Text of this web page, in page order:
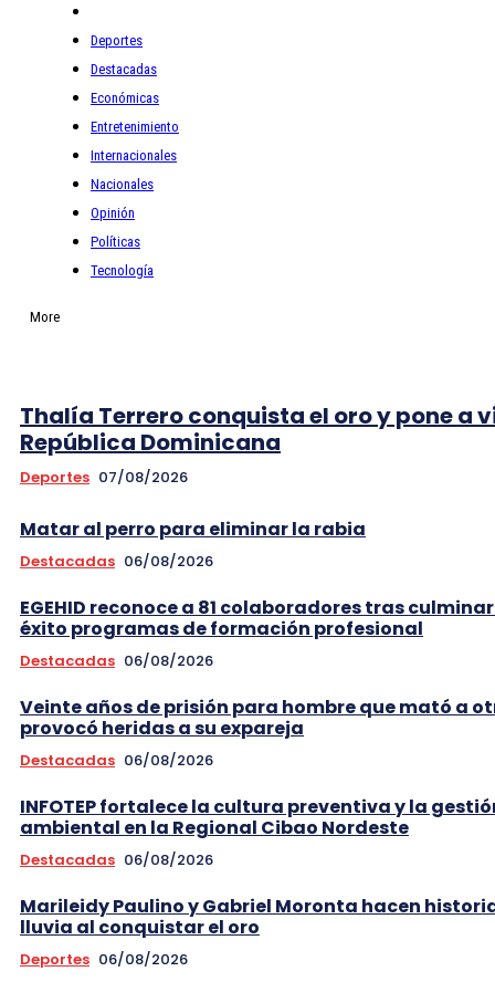
Deportes
Destacadas
Económicas
Entretenimiento
Internacionales
Nacionales
Opinión
Políticas
Tecnología
More
Thalía Terrero conquista el oro y pone a
República Dominicana
Deportes 07/08/2026
Matar al perro para eliminar la rabia
Destacadas 06/08/2026
EGEHID reconoce a 81 colaboradores tras
éxito programas de formación profesional
Destacadas 06/08/2026
Veinte años de prisión para hombre que mató a
provocó heridas a su expareja
Destacadas 06/08/2026
INFOTEP fortalece la cultura preventiva y la
ambiental en la Regional Cibao Nordeste
Destacadas 06/08/2026
Marileidy Paulino y Gabriel Moronta hacen
lluvia al conquistar el oro
Deportes 06/08/2026